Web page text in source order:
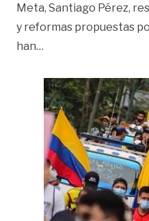
Meta, Santiago Pérez,
y reformas propuestas
han…